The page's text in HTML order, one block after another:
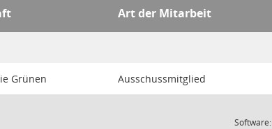
Art der Mitarbeit
Grünen Ausschussmitglied
Software: